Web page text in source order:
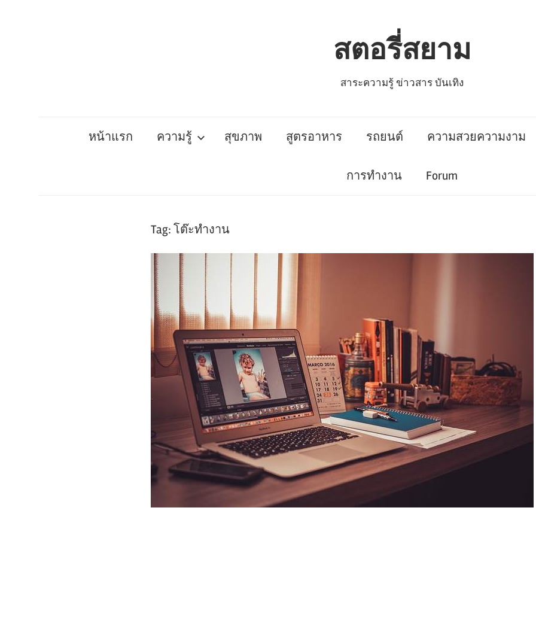
สตอรี่สยาม
สาระความรู้ ข่าวสาร บันเทิง
หน้าแรก ความรู้ สุขภาพ สูตรอาหาร รถยนต์ ความสวยความงาม
การทำงาน Forum
Tag: โต๊ะทํางาน